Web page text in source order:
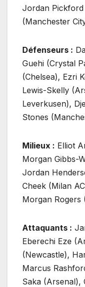
Jordan
(Manchester
Défenseurs :
Guehi (Crystal
(Chelsea), Ezri
Lewis-Skelly
Leverkusen),
Stones
Milieux : Elliot
Morgan Gibbs-
Jordan
Cheek (Milan
Morgan Rogers
Attaquants :
Eberechi Eze
(Newcastle),
Marcus
Saka (Arsenal),